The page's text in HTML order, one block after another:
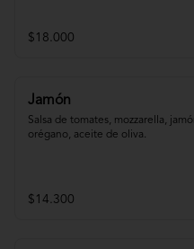
$18.000
Jamón
Salsa de tomates, mozzarella,
orégano, aceite de oliva.
$14.300